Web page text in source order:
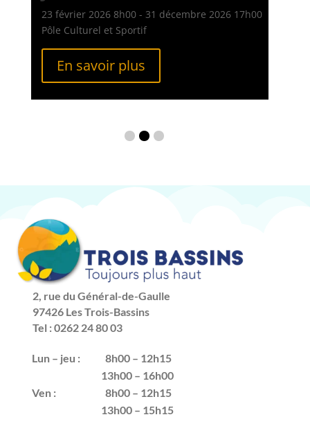
23 février 20268h00- 31 décembre 202617h00
Pôle Culturel et Sportif
En savoir plus
2, rue du Général-de-Gaulle
97426 Les Trois-Bassins
Tel : 0262 24 80 03
Lun – jeu :
8h00 – 12h15
13h00 – 16h00
Ven :
8h00 – 12h15
13h00 – 15h15